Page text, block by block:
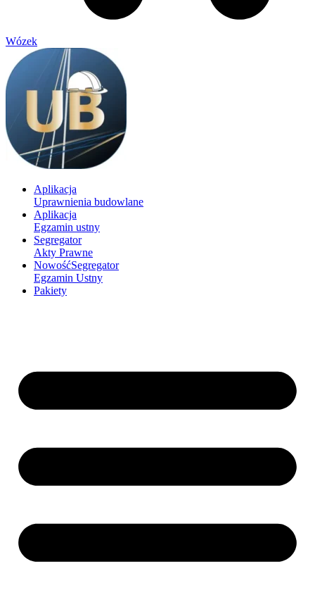
Wózek
Aplikacja
Uprawnienia budowlane
Aplikacja
Egzamin ustny
Segregator
Akty Prawne
NowośćSegregator
Egzamin Ustny
Pakiety